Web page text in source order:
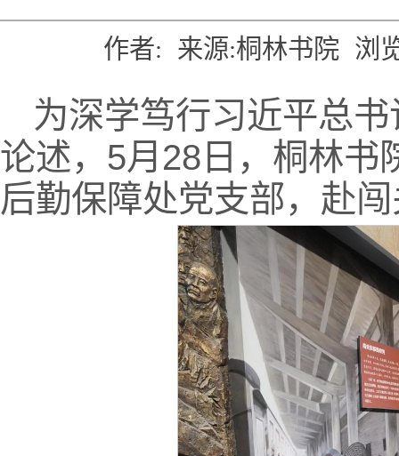
作者: 来源:桐林书院 浏
为深学笃行习近平总
论述，5月28日，桐林书
后勤保障处党支部，赴